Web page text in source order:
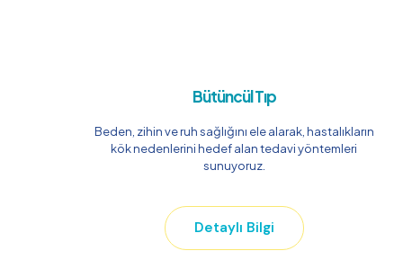
Bütüncül Tıp
Beden, zihin ve ruh sağlığını ele alarak, hastalıkların
kök nedenlerini hedef alan tedavi yöntemleri
sunuyoruz.
Detaylı Bilgi